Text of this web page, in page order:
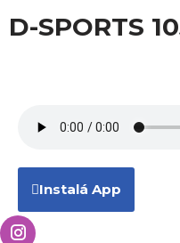
D-SPORTS
Instalá App